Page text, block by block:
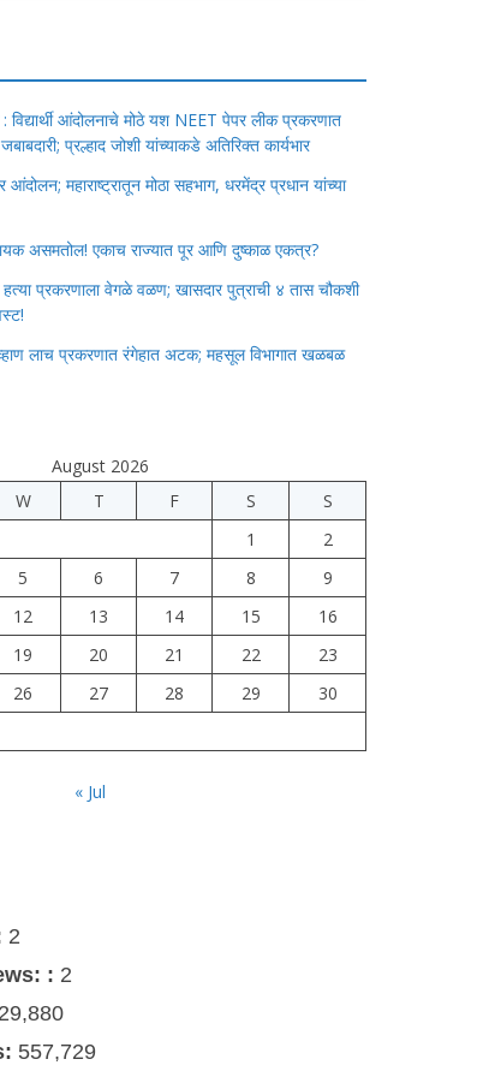
: विद्यार्थी आंदोलनाचे मोठे यश NEET पेपर लीक प्रकरणात
प्रल्हाद जोशी यांच्याकडे अतिरिक्त कार्यभार
महाराष्ट्रातून मोठा सहभाग, धरमेंद्र प्रधान यांच्या
असमतोल! एकाच राज्यात पूर आणि दुष्काळ एकत्र?
प्रकरणाला वेगळे वळण; खासदार पुत्राची ४ तास चौकशी
लाच प्रकरणात रंगेहात अटक; महसूल विभागात खळबळ
August 2026
W T F S
S
1
2
5 6 7 8
9
12 13 14 15
16
19 20 21 22
23
26 27 28 29
30
« Jul
2
: 2
557,729